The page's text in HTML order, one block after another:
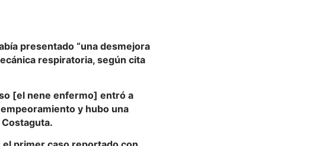
presentado “una desmejora
respiratoria, según cita
[el nene enfermo] entró a
y hubo una